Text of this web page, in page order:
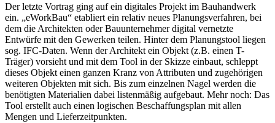
Der letzte Vortrag ging auf ein digitales Projekt im Bauhandwerk
ein. „eWorkBau“ etabliert ein relativ neues Planungsverfahren, bei
dem die Architekten oder Bauunternehmer digital vernetzte
Entwürfe mit den Gewerken teilen. Hinter dem Planungstool liegen
sog. IFC-Daten. Wenn der Architekt ein Objekt (z.B. einen T-
Träger) vorsieht und mit dem Tool in der Skizze einbaut, schleppt
dieses Objekt einen ganzen Kranz von Attributen und zugehörigen
weiteren Objekten mit sich. Bis zum einzelnen Nagel werden die
benötigten Materialien dabei listenmäßig aufgebaut. Mehr noch: Das
Tool erstellt auch einen logischen Beschaffungsplan mit allen
Mengen und Lieferzeitpunkten.